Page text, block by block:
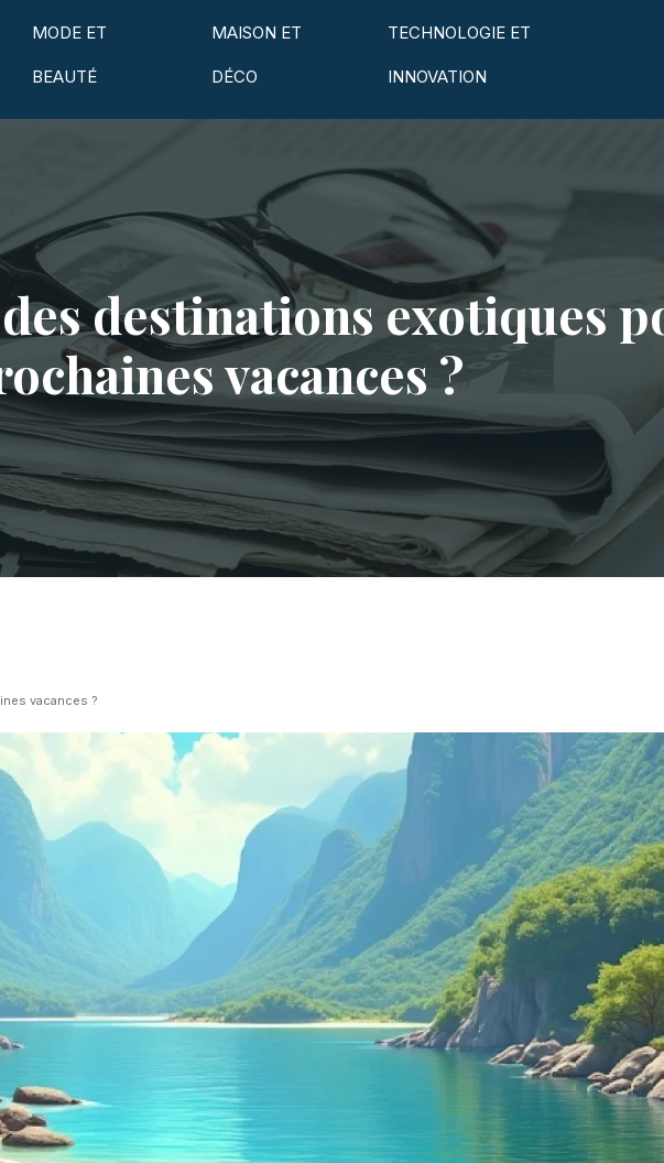
MODE ET
BEAUTÉ
MAISON ET
DÉCO
TECHNOLOGIE ET
INNOVATION
destinations exotiques
vacances ?
vacances ?